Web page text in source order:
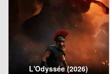
L'Odyssée (2026)